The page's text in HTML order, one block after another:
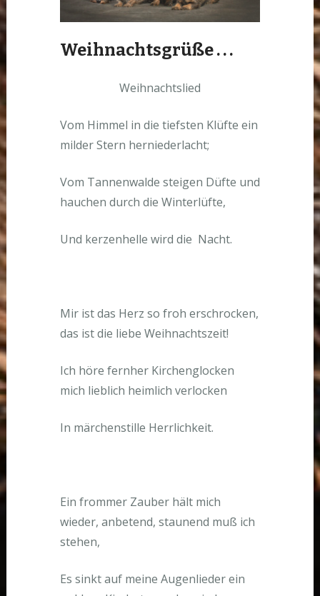
Weihnachtsgrüße . . .
Weihnachtslied
Vom Himmel in die tiefsten Klüfte ein
milder Stern herniederlacht;
Vom Tannenwalde steigen Düfte und
hauchen durch die Winterlüfte,
Und kerzenhelle wird die Nacht.
Mir ist das Herz so froh erschrocken,
das ist die liebe Weihnachtszeit!
Ich höre fernher Kirchenglocken
mich lieblich heimlich verlocken
In märchenstille Herrlichkeit.
Ein frommer Zauber hält mich
wieder, anbetend, staunend muß ich
stehen,
Es sinkt auf meine Augenlieder ein